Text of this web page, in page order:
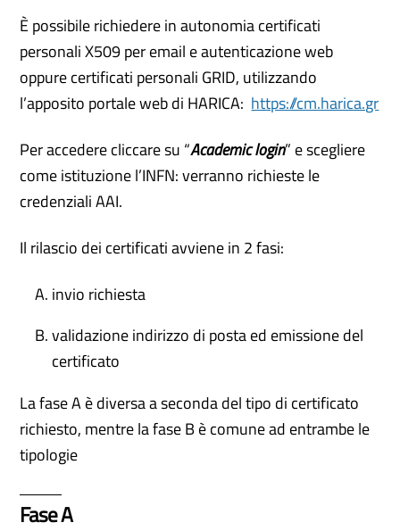
È possibile richiedere in autonomia certificati
personali X509 per email e autenticazione web
oppure certificati personali GRID, utilizzando
l’apposito portale web di HARICA: https://cm.harica.gr
Per accedere cliccare su “Academic login” e scegliere
come istituzione l’INFN: verranno richieste le
credenziali AAI.
Il rilascio dei certificati avviene in 2 fasi:
invio richiesta
validazione indirizzo di posta ed emissione del
certificato
La fase A è diversa a seconda del tipo di certificato
richiesto, mentre la fase B è comune ad entrambe le
tipologie
Fase A